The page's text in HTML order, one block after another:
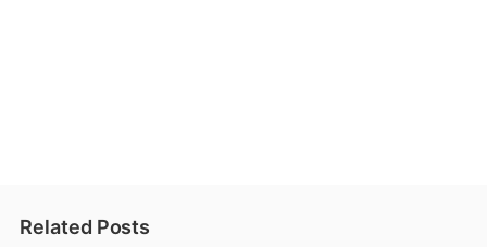
Related Posts